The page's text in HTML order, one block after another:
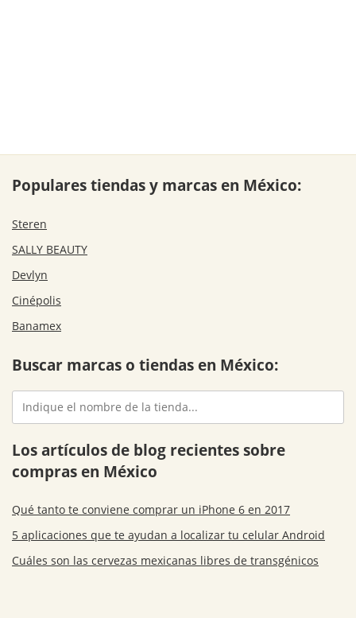
Populares tiendas y marcas en México:
Steren
SALLY BEAUTY
Devlyn
Cinépolis
Banamex
Buscar marcas o tiendas en México:
Los artículos de blog recientes sobre
compras en México
Qué tanto te conviene comprar un iPhone 6 en 2017
5 aplicaciones que te ayudan a localizar tu celular Android
Cuáles son las cervezas mexicanas libres de transgénicos